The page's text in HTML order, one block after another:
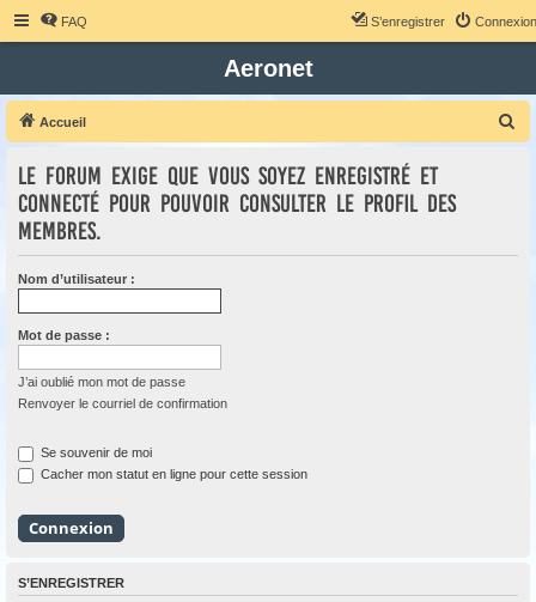
FAQ Connexion
S’enregistrer
Aeronet
Accueil
Le forum exige que vous soyez enregistré et
connecté pour pouvoir consulter le profil des
membres.
Nom d’utilisateur :
Mot de passe :
J’ai oublié mon mot de passe
Renvoyer le courriel de confirmation
Se souvenir de moi
Cacher mon statut en ligne pour cette session
S’ENREGISTRER